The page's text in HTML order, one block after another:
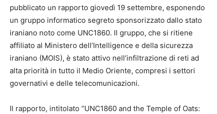
pubblicato un rapporto giovedì 19 settembre, esponendo
un gruppo informatico segreto sponsorizzato dallo stato
iraniano noto come UNC1860. Il gruppo, che si ritiene
affiliato al Ministero dell’Intelligence e della sicurezza
iraniano (MOIS), è stato attivo nell’infiltrazione di reti ad
alta priorità in tutto il Medio Oriente, compresi i settori
governativi e delle telecomunicazioni.
Il rapporto, intitolato “UNC1860 and the Temple of Oats: